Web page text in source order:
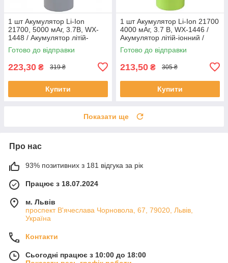
1 шт Акумулятор Li-Ion
21700, 5000 мАг, 3.7В, WX-
1448 / Акумулятор літій-
іонний / Акумуляторна
батарейка
Готово до відправки
223,30 ₴ 319 ₴
Купити
1 шт Акумулятор Li-Ion 21700
4000 мАг, 3.7 В, WX-1446 /
Акумулятор літій-іонний /
Батарейка акумуляторна
Готово до відправки
213,50 ₴ 305 ₴
Купити
Показати ще
Про нас
93% позитивних з 181 відгука за рік
Працює з 18.07.2024
м. Львів
проспект В'ячеслава Чорновола, 67, 79020, Львів,
Україна
Контакти
Сьогодні працює з 10:00 до 18:00